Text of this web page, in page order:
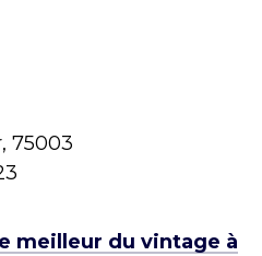
75003
meilleur du vintage à